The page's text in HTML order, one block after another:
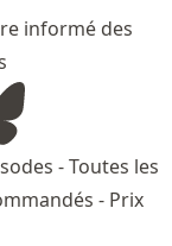
informé des
-Toutes les
- Prix